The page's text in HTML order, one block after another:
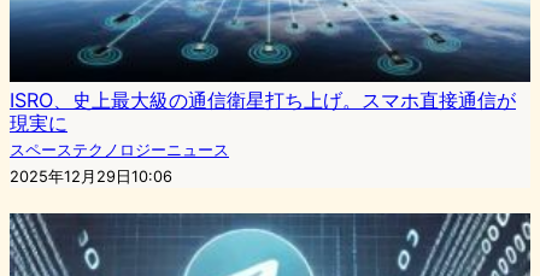
ISRO、史上最大級の通信衛星打ち上げ。スマホ直接通信が
現実に
スペーステクノロジーニュース
2025年12月29日10:06